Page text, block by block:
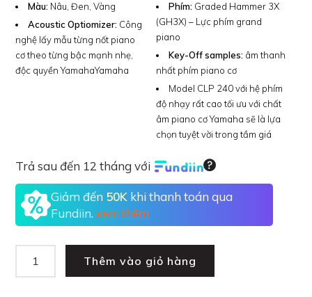
Màu: Nâu, Đen, Vàng
Acoustic Optiomizer: Công
nghệ lấy mẫu từng nốt piano
cơ theo từng bậc mạnh nhẹ,
độc quyền YamahaYamaha
Phím: Graded Hammer 3X
(GH3X) – Lực phím grand
piano
Key-Off samples: âm thanh
nhất phím piano cơ
Model CLP 240 với hệ phím
độ nhạy rất cao tối ưu với chất
âm piano cơ Yamaha sẽ là lựa
chọn tuyệt vời trong tầm giá
Trả sau đến 12 tháng với
Giảm đến 50K khi thanh toán qua
Fundiin. xem thêm
Thêm vào giỏ hàng